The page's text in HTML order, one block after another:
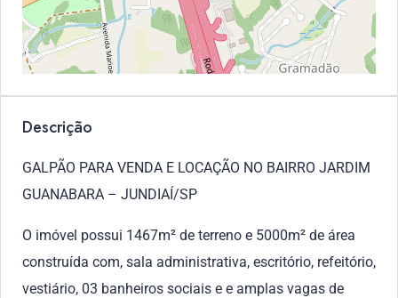
Descrição
GALPÃO PARA VENDA E LOCAÇÃO NO BAIRRO JARDIM
GUANABARA – JUNDIAÍ/SP
O imóvel possui 1467m² de terreno e 5000m² de área
construída com, sala administrativa, escritório, refeitório,
vestiário, 03 banheiros sociais e e amplas vagas de